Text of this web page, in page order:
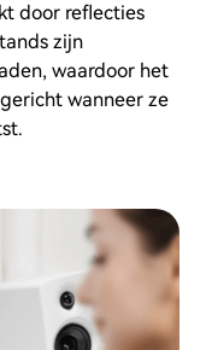
door reflecties
zijn
waardoor het
wanneer ze